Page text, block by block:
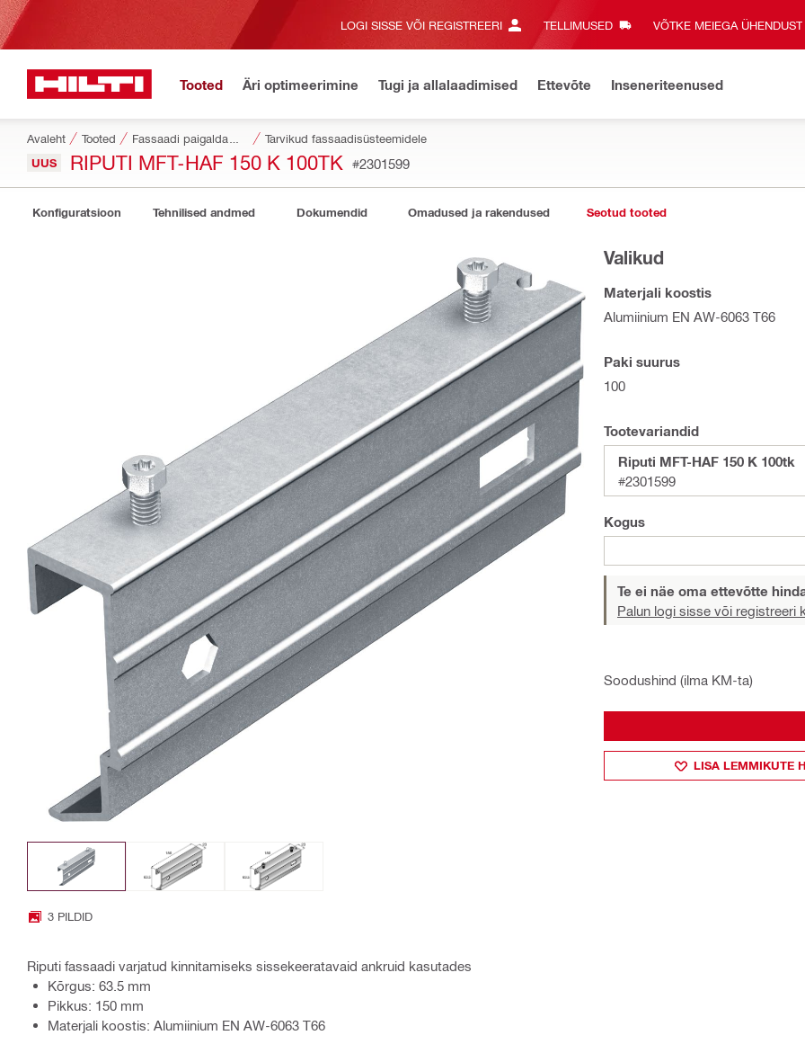
LOGI SISSE VÕI REGISTREERI TELLIMUSED VÕTKE MEIEGA ÜHENDUST‎
Tooted Äri optimeerimine Tugi ja allalaadimised Ettevõte Inseneriteenused
Avaleht Tooted Tarvikud fassaadisüsteemidele
UUS RIPUTI MFT-HAF 150 K 100TK #2301599
Konfiguratsioon Tehnilised andmed Dokumendid Omadused ja rakendused Seotud tooted
3 PILDID
Riputi fassaadi varjatud kinnitamiseks sissekeeratavaid ankruid kasutades
Kõrgus: 63.5 mm
Pikkus: 150 mm
Materjali koostis: Alumiinium EN AW-6063 T66
Valikud
Materjali koostis
Alumiinium EN AW-6063 T66
Paki suurus
100
Tootevariandid
Riputi MFT-HAF 150 K 100tk
#2301599
Kogus
Te ei näe oma ettevõtte
Palun logi sisse või registreeri
Soodushind (ilma KM-ta)
LISA LEMMIKUTE